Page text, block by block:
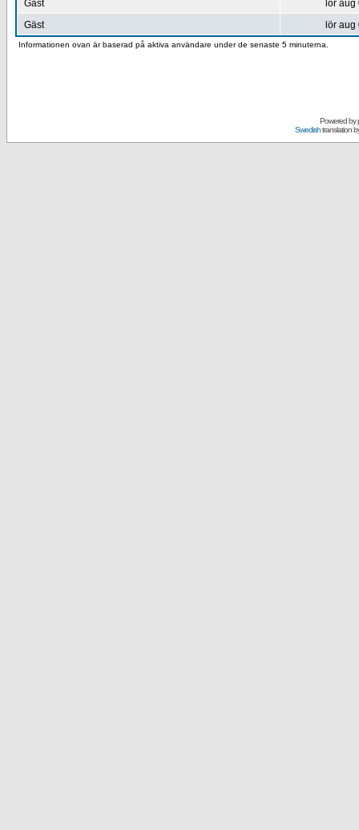
Gäst
lör
Gäst
lör
Informationen ovan är baserad på aktiva användare under de senaste 5 minuterna.
Powered by
Swedishtranslation